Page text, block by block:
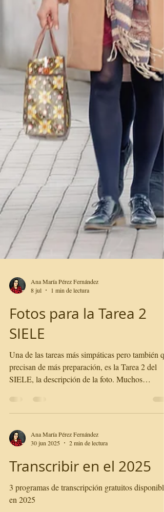
8 jul
1 min de lectura
Fotos para la Tarea 2
SIELE
Una de las tareas más simpáticas pero también
precisan de más preparación, es la Tarea 2 del
estudiantes no cuentan con fotos suficientes o
preparase, así que aquí van algunas fotos que
representan escenas de la vida cotidiana para
prepararse para la prueba. Es necesario recordar
que en el examen digital nos proponen dos fotos
tenemos 30 segundos para elegir. Además luego
tenemos 2 minu
30 jun 2025
2 min de lectura
Transcribir en el 2025